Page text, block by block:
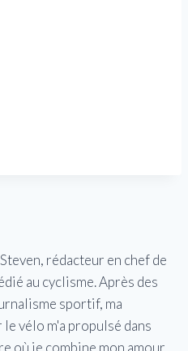
rédacteur en chef de
au cyclisme. Après des
sportif, ma
vélo m'a propulsé dans
où je combine mon amour